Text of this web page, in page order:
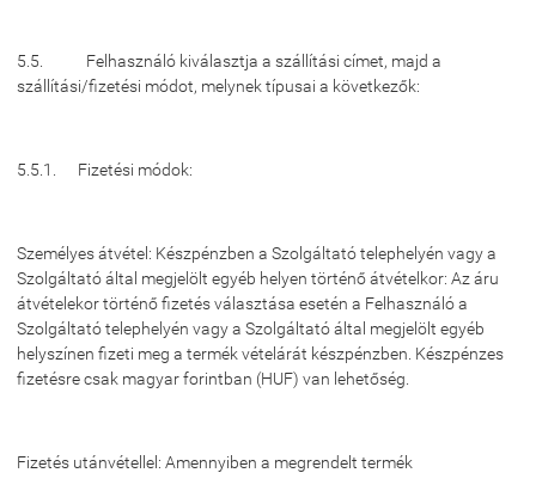
5.5. Felhasználó kiválasztja a szállítási címet, majd a
szállítási/fizetési módot, melynek típusai a következők:
5.5.1. Fizetési módok:
Személyes átvétel: Készpénzben a Szolgáltató telephelyén vagy a
Szolgáltató által megjelölt egyéb helyen történő átvételkor: Az áru
átvételekor történő fizetés választása esetén a Felhasználó a
Szolgáltató telephelyén vagy a Szolgáltató által megjelölt egyéb
helyszínen fizeti meg a termék vételárát készpénzben. Készpénzes
fizetésre csak magyar forintban (HUF) van lehetőség.
Fizetés utánvétellel: Amennyiben a megrendelt termék